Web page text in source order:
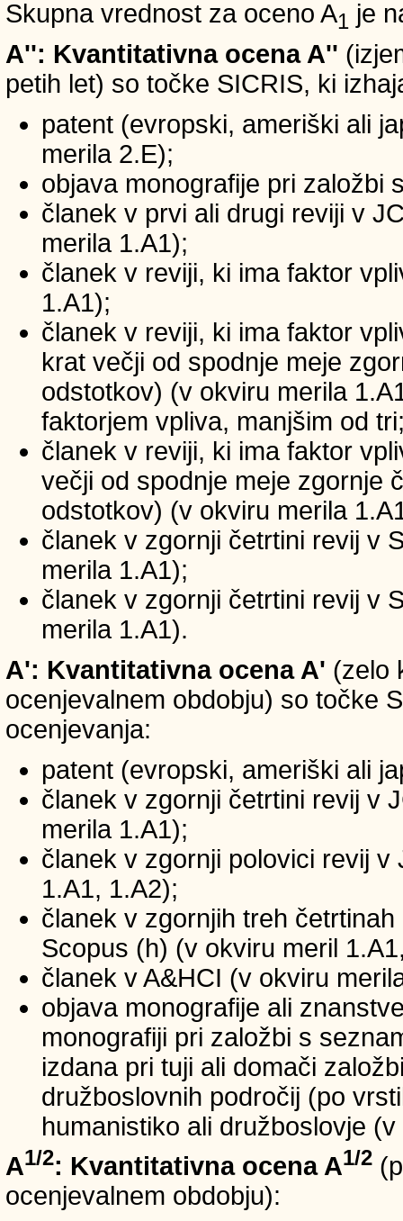
Skupna vrednost za oceno A1 je
A'': Kvantitativna ocena A''
petih let) so točke SICRIS, ki
patent (evropski, ameriški ali
merila 2.E);
objava monografije pri založbi
članek v prvi ali drugi reviji v
merila 1.A1);
članek v reviji, ki ima faktor
1.A1);
članek v reviji, ki ima faktor
krat večji od spodnje meje
odstotkov) (v okviru merila
faktorjem vpliva, manjšim od
članek v reviji, ki ima faktor
večji od spodnje meje zgornje
odstotkov) (v okviru merila
članek v zgornji četrtini revij v
merila 1.A1);
članek v zgornji četrtini revij v
merila 1.A1).
A': Kvantitativna ocena A' (zelo
ocenjevalnem obdobju) so točke
ocenjevanja:
patent (evropski, ameriški ali
članek v zgornji četrtini revij v
merila 1.A1);
članek v zgornji polovici revij
1.A1, 1.A2);
članek v zgornjih treh
Scopus (h) (v okviru meril
članek v A&HCI (v okviru
objava monografije ali
monografiji pri založbi s
izdana pri tuji ali domači
družboslovnih področij (po
humanistiko ali družboslovje
A1/2: Kvantitativna ocena A1/2
ocenjevalnem obdobju):